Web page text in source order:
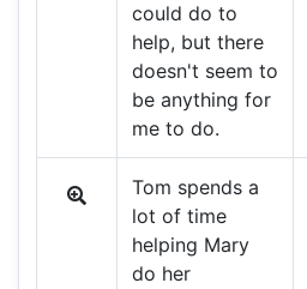
could do to
help, but there
doesn't seem to
be anything for
me to do.
Tom spends a
lot of time
helping Mary
do her